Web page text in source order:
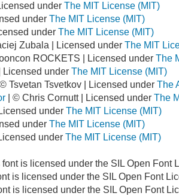
underThe MIT License (MIT)
underThe MIT License (MIT)
underThe MIT License (MIT)
Zubala | Licensed underThe MIT
ROCKETS | Licensed underThe
| Licensed underThe MIT License (MIT)
© Tsvetan Tsvetkov | Licensed underThe
| © Chris Cornutt | Licensed underThe
underThe MIT License (MIT)
underThe MIT License (MIT)
underThe MIT License (MIT)
font is licensed under the SIL Open Font
is licensed under the SIL Open Font
is licensed under the SIL Open Font